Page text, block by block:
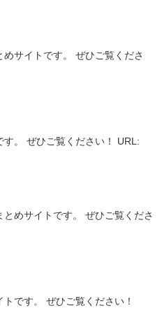
サイトです。 ぜひご覧くださ
す。 ぜひご覧ください！ URL:
めサイトです。 ぜひご覧くださ
です。 ぜひご覧ください！